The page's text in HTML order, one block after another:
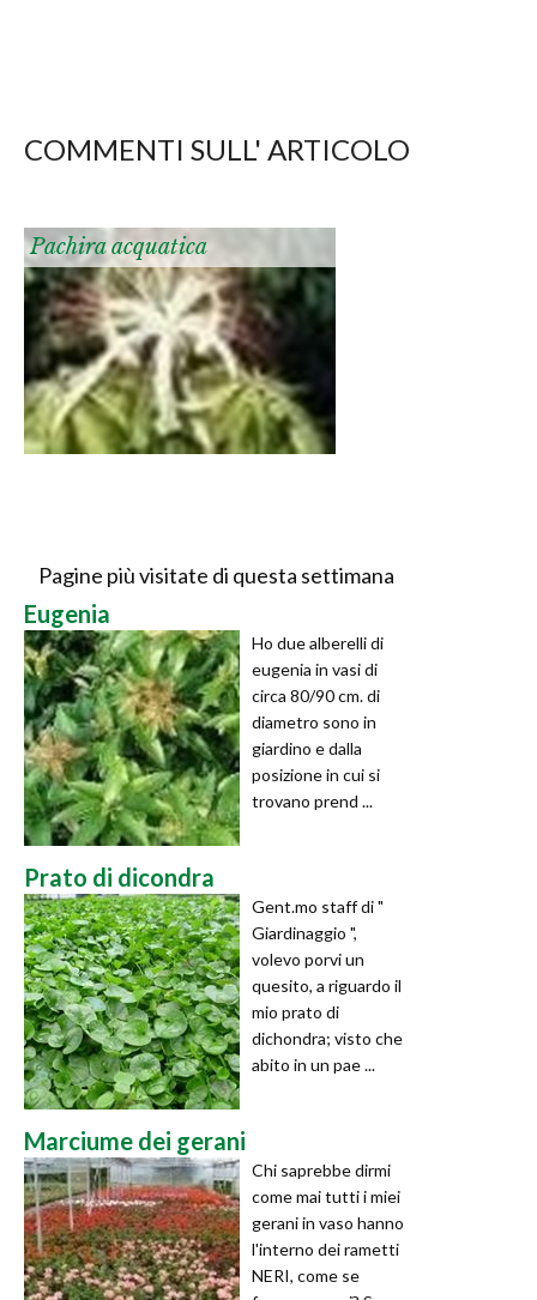
COMMENTI SULL' ARTICOLO
Pachira acquatica
Pagine più visitate di questa settimana
Eugenia
Ho due alberelli di
eugenia in vasi di
circa 80/90 cm. di
diametro sono in
giardino e dalla
posizione in cui si
trovano prend ...
Prato di dicondra
Gent.mo staff di "
Giardinaggio ",
volevo porvi un
quesito, a riguardo il
mio prato di
dichondra; visto che
abito in un pae ...
Marciume dei gerani
Chi saprebbe dirmi
come mai tutti i miei
gerani in vaso hanno
l'interno dei rametti
NERI, come se